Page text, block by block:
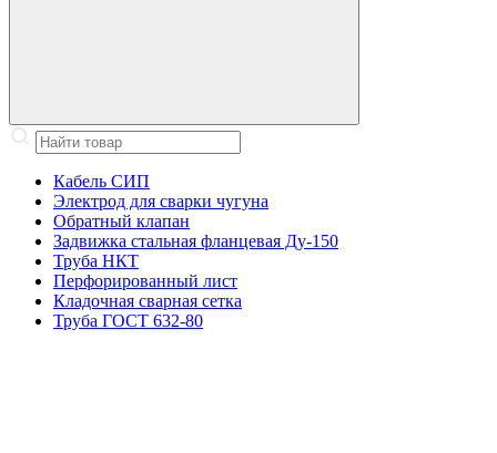
Кабель СИП
Электрод для сварки чугуна
Обратный клапан
Задвижка стальная фланцевая Ду-150
Труба НКТ
Перфорированный лист
Кладочная сварная сетка
Труба ГОСТ 632-80